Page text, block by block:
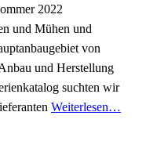
2022
und Mühen und
von
und Herstellung
suchten wir
Weiterlesen…